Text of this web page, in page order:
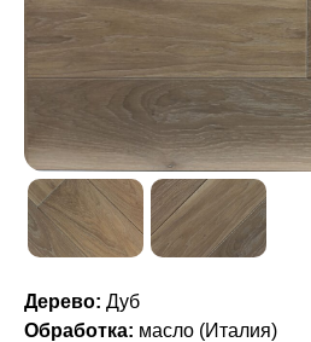
Дерево: Дуб
Обработка: масло (Италия)